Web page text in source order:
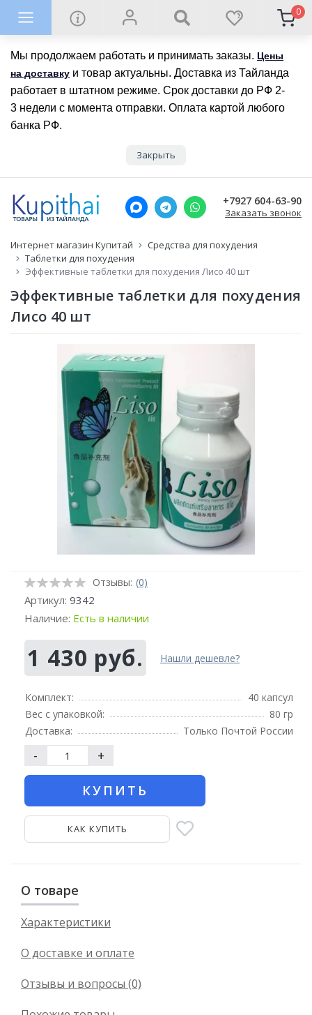
Мы продолжаем работать и принимать заказы. Цены
на доставку и товар актуальны. Доставка из Тайланда
работает в штатном режиме. Срок доставки до РФ 2-
3 недели с момента отправки. Оплата картой любого
банка РФ.
Закрыть
0
+7927 604-63-90
Заказать звонок
Интернет магазин Купитай
Средства для похудения
Таблетки для похудения
Эффективные таблетки для похудения Лисо 40 шт
Эффективные таблетки для похудения
Лисо 40 шт
Отзывы: (0)
Артикул: 9342
Наличие: Есть в наличии
1 430 руб. Нашли дешевле?
Комплект:
40 капсул
Вес с упаковкой:
80 гр
Доставка:
Только Почтой России
- +
КУПИТЬ
КАК КУПИТЬ
О товаре
Характеристики
О доставке и оплате
Отзывы и вопросы (0)